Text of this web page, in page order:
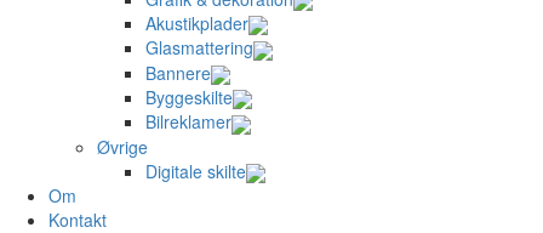
Akustikplader
Glasmattering
Bannere
Byggeskilte
Bilreklamer
Øvrige
Digitale skilte
Om
Kontakt